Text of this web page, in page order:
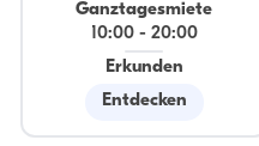
Ganztagesmiete
10:00- 20:00
Erkunden
Entdecken